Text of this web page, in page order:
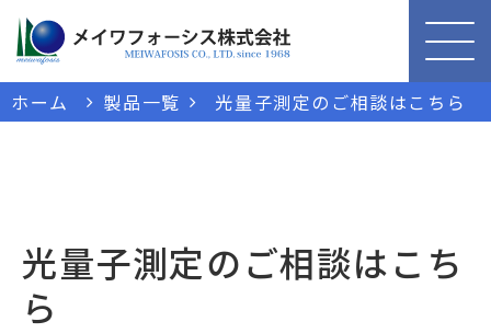
ホーム 製品一覧 光量子測定のご相談はこちら
光量子測定のご相談はこち
ら